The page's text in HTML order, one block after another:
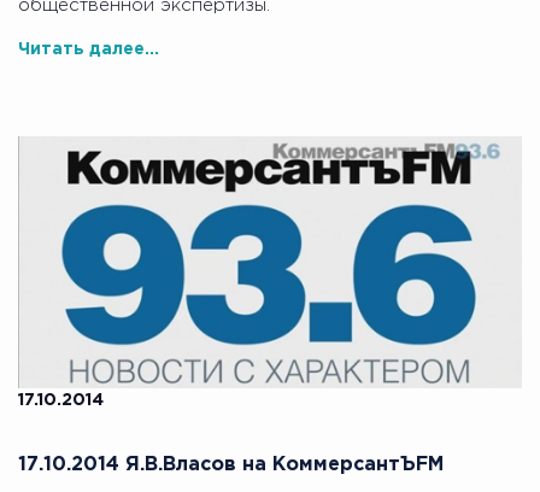
общественной экспертизы.
Читать далее...
17.10.2014
17.10.2014 Я.В.Власов на КоммерсантЪFM